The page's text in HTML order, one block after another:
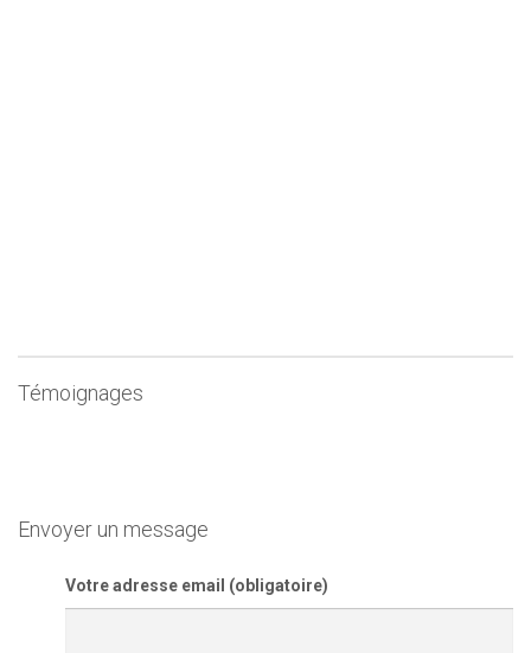
Témoignages
Envoyer un message
Votre adresse email (obligatoire)